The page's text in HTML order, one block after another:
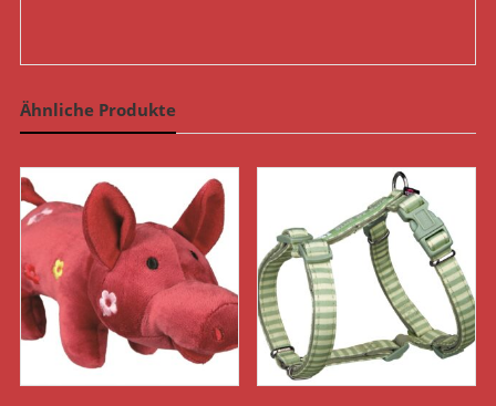
Ähnliche Produkte